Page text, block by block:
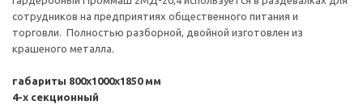
сотрудников на предприятиях общественного питания и
торговли. Полностью разборной, двойной изготовлен из
крашеного металла.
габариты 800х1000х1850 мм
4-х секционный